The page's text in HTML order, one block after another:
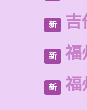
新 吉
新 福
新 福